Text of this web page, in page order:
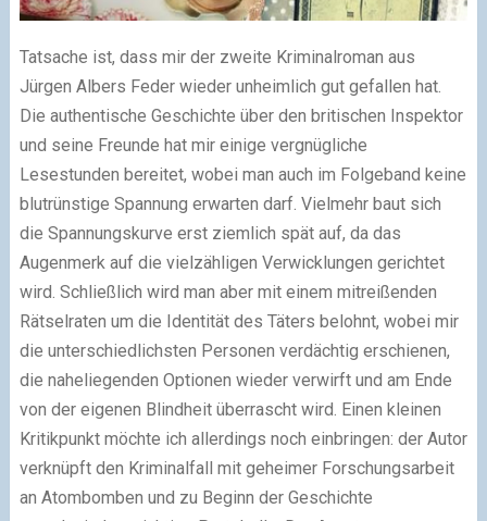
Tatsache ist, dass mir der zweite Kriminalroman aus
Jürgen Albers Feder wieder unheimlich gut gefallen hat.
Die authentische Geschichte über den britischen Inspektor
und seine Freunde hat mir einige vergnügliche
Lesestunden bereitet, wobei man auch im Folgeband keine
blutrünstige Spannung erwarten darf. Vielmehr baut sich
die Spannungskurve erst ziemlich spät auf, da das
Augenmerk auf die vielzähligen Verwicklungen gerichtet
wird. Schließlich wird man aber mit einem mitreißenden
Rätselraten um die Identität des Täters belohnt, wobei mir
die unterschiedlichsten Personen verdächtig erschienen,
die naheliegenden Optionen wieder verwirft und am Ende
von der eigenen Blindheit überrascht wird. Einen kleinen
Kritikpunkt möchte ich allerdings noch einbringen: der Autor
verknüpft den Kriminalfall mit geheimer Forschungsarbeit
an Atombomben und zu Beginn der Geschichte